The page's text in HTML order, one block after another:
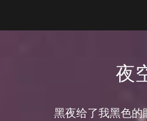
夜
黑夜给了我黑色的